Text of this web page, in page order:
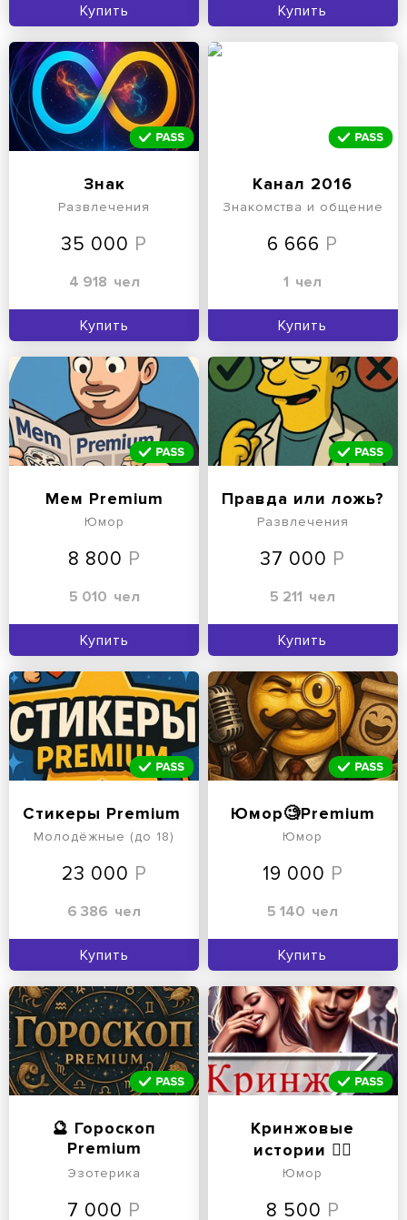
Купить Купить
Знак
Развлечения
35 000
4 918 чел
Купить
Канал 2016
Знакомства и общение
6 666
1 чел
Купить
Мем Premium
Юмор
8 800
5 010 чел
Купить
Правда или ложь?
Развлечения
37 000
5 211 чел
Купить
Стикеры Premium ️
Молодёжные (до 18)
23 000
6 386 чел
Купить
Юмор🧐Premium
Юмор
19 000
5 140 чел
Купить
🔮 Гороскоп
Premium
Эзотерика
7 000
Кринжовые
истории 🤦‍♂️
Юмор
8 500